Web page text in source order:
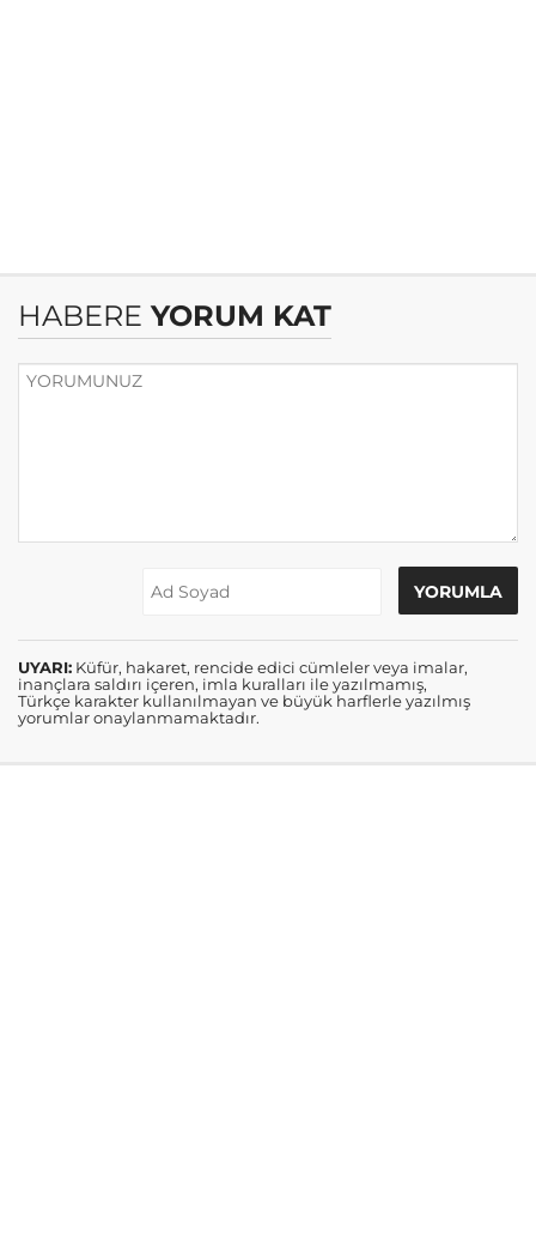
HABERE YORUM KAT
UYARI: Küfür, hakaret, rencide edici cümleler veya imalar,
inançlara saldırı içeren, imla kuralları ile yazılmamış,
Türkçe karakter kullanılmayan ve büyük harflerle yazılmış
yorumlar onaylanmamaktadır.